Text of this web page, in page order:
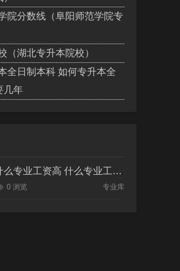
院分数线（阜阳师范学院专
（湖北专升本院校）
全日制本科 如何专升本全
几年
什么专业工资高 什么专业工资高且适合物化生女
0 浏览 专业库